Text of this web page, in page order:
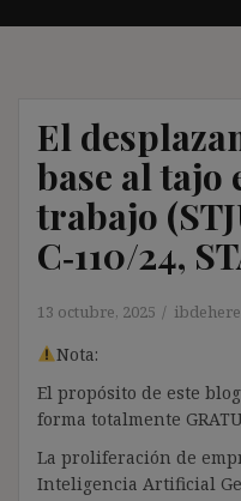
El
base al tajo
trabajo
C‑110/24,
13 octubre, 2025 ibdehere
Nota:
El propósito de este
forma totalmente
La proliferación de
Inteligencia Artificial